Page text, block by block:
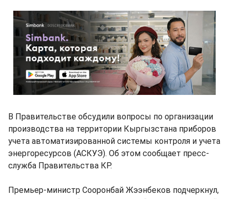
В Правительстве обсудили вопросы по организации
производства на территории Кыргызстана приборов
учета автоматизированной системы контроля и учета
энергоресурсов (АСКУЭ). Об этом сообщает пресс-
служба Правительства КР.
Премьер-министр Сооронбай Жээнбеков подчеркнул,